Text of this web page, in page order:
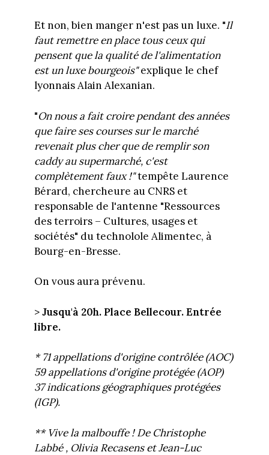
Et non, bien manger n'est pas un luxe. "Il
faut remettre en place tous ceux qui
pensent que la qualité de l'alimentation
est un luxe bourgeois"explique le chef
lyonnais Alain Alexanian.
"On nous a fait croire pendant des années
que faire ses courses sur le marché
revenait plus cher que de remplir son
caddy au supermarché, c'est
complètement faux !"tempête Laurence
Bérard, chercheure au CNRS et
responsable de l'antenne "Ressources
des terroirs – Cultures, usages et
sociétés" du technolole Alimentec, à
Bourg-en-Bresse.
On vous aura prévenu.
>Jusqu'à 20h. Place Bellecour. Entrée
libre.
* 71 appellations d'origine contrôlée (AOC)
59 appellations d'origine protégée (AOP)
37 indications géographiques protégées
(IGP).
** Vive la malbouffe ! De Christophe
Labbé , Olivia Recasens et Jean-Luc